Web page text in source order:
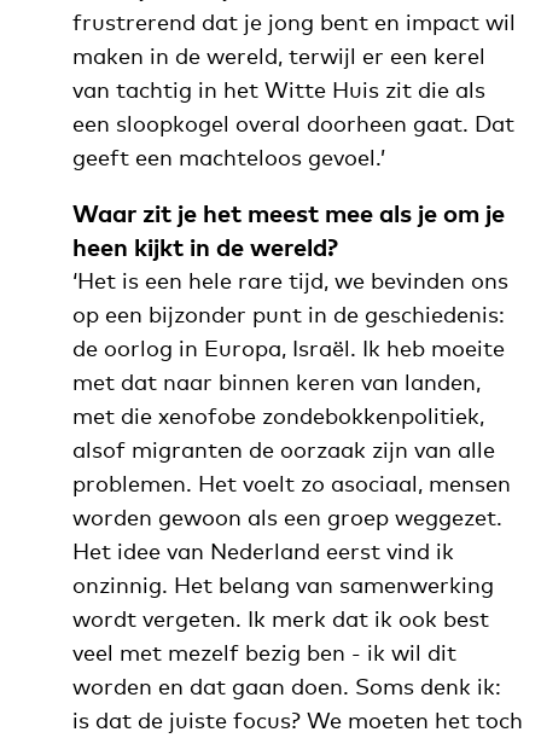
frustrerend dat je jong bent en impact wil
maken in de wereld, terwijl er een kerel
van tachtig in het Witte Huis zit die als
een sloopkogel overal doorheen gaat. Dat
geeft een machteloos gevoel.’
Waar zit je het meest mee als je om je
heen kijkt in de wereld?
‘Het is een hele rare tijd, we bevinden ons
op een bijzonder punt in de geschiedenis:
de oorlog in Europa, Israël. Ik heb moeite
met dat naar binnen keren van landen,
met die xenofobe zondebokkenpolitiek,
alsof migranten de oorzaak zijn van alle
problemen. Het voelt zo asociaal, mensen
worden gewoon als een groep weggezet.
Het idee van Nederland eerst vind ik
onzinnig. Het belang van samenwerking
wordt vergeten. Ik merk dat ik ook best
veel met mezelf bezig ben - ik wil dit
worden en dat gaan doen. Soms denk ik:
is dat de juiste focus? We moeten het toch